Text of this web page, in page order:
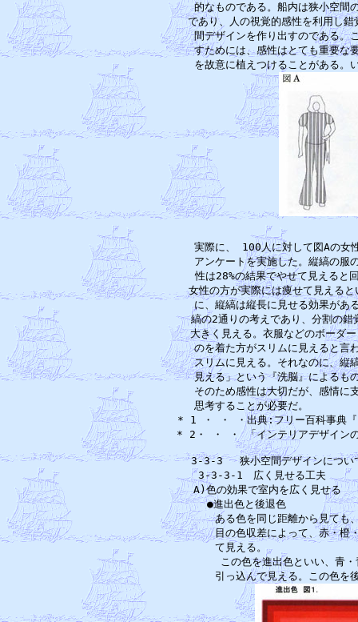
的なものである。船内は狭小空間
であり、人の視覚的感性を利用し
間デザインを作り出すのである。
すためには、感性はとても重要な
実際に、 100人に対して図Aの女
アンケートを実施した。縦縞の服
性は28%の結果でやせて見えると
女性の方が実際には痩せて見える
に、縦縞は縦長に見せる効果があ
縞の2通りの考えであり、分割の
大きく見える。衣服などのボーダ
のを着た方がスリムに見えると言
スリムに見える。それなのに、縦
見える」という『洗
そのため感性は大切だが、感情に
思考する
* 1 ・ ・ ・出典:フリー百
* 2・ ・ ・ 「インテリ
3-3-3 　狭小
3-3-3-1　
A)色の効果
●進出
ある色を同じ距離から見ても、
目の色収差によって、赤・橙・
て
この色を進出色といい、青・